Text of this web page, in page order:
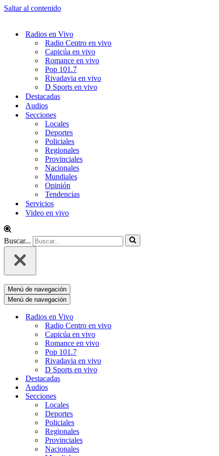
Saltar al contenido
Radios en Vivo
Radio Centro en vivo
Capicúa en vivo
Romance en vivo
Pop 101.7
Rivadavia en vivo
D Sports en vivo
Destacadas
Audios
Secciones
Locales
Deportes
Policiales
Regionales
Provinciales
Nacionales
Mundiales
Opinión
Tendencias
Servicios
Video en vivo
Buscar...
Menú de navegación
Menú de navegación
Radios en Vivo
Radio Centro en vivo
Capicúa en vivo
Romance en vivo
Pop 101.7
Rivadavia en vivo
D Sports en vivo
Destacadas
Audios
Secciones
Locales
Deportes
Policiales
Regionales
Provinciales
Nacionales